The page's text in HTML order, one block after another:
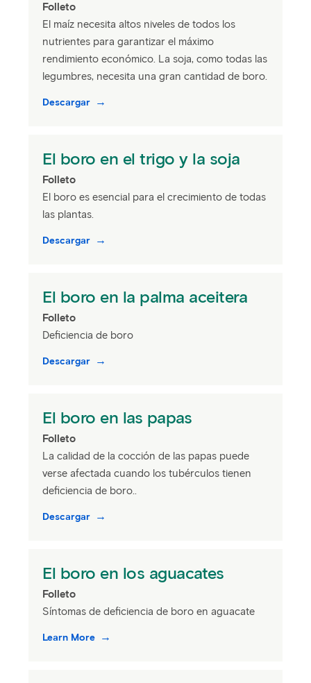
Folleto
El maíz necesita altos niveles de todos los
nutrientes para garantizar el máximo
rendimiento económico. La soja, como todas las
legumbres, necesita una gran cantidad de boro.
Descargar
El boro en el trigo y la soja
Folleto
El boro es esencial para el crecimiento de todas
las plantas.
Descargar
El boro en la palma aceitera
Folleto
Deficiencia de boro
Descargar
El boro en las papas
Folleto
La calidad de la cocción de las papas puede
verse afectada cuando los tubérculos tienen
deficiencia de boro..
Descargar
El boro en los aguacates
Folleto
Síntomas de deficiencia de boro en aguacate
Learn More